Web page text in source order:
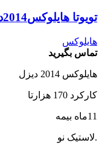
تویوتا هایلوکس2014دیزل
هایلوکس
تماس بگیرید
هایلوکس 2014 دیزل
کارکرد 170 هزارتا
11ماه بیمه
.لاستیک نو